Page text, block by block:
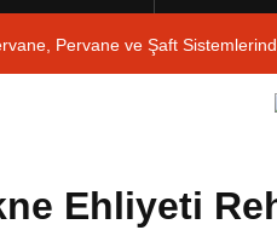
Pervane ve Şaft
Ehliyeti